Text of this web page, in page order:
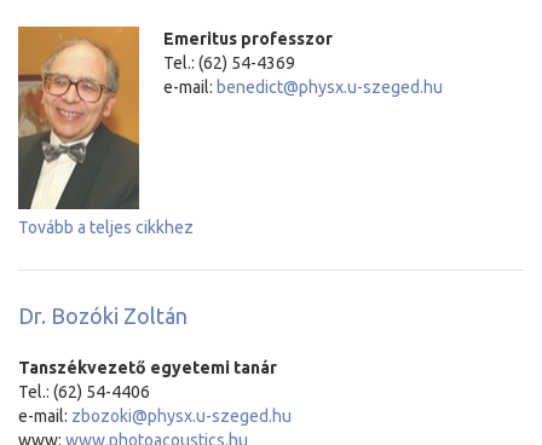
Emeritus professzor
Tel.: (62) 54-4369
e-mail: benedict@physx.u-szeged.hu
Tovább a teljes cikkhez
Dr. Bozóki Zoltán
Tanszékvezető egyetemi tanár
Tel.: (62) 54-4406
e-mail: zbozoki@physx.u-szeged.hu
www: www.photoacoustics.hu